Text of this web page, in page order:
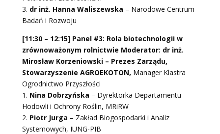
3. dr inż. Hanna Waliszewska – Narodowe Centrum
Badań i Rozwoju
[11:30 – 12:15] Panel #3: Rola biotechnologii w
zrównoważonym rolnictwie Moderator: dr inż.
Mirosław Korzeniowski – Prezes Zarządu,
Stowarzyszenie AGROEKOTON, Manager Klastra
Ogrodnictwo Przyszłości
1. Nina Dobrzyńska – Dyrektorka Departamentu
Hodowli i Ochrony Roślin, MRiRW
2. Piotr Jurga – Zakład Biogospodarki i Analiz
Systemowych, IUNG-PIB